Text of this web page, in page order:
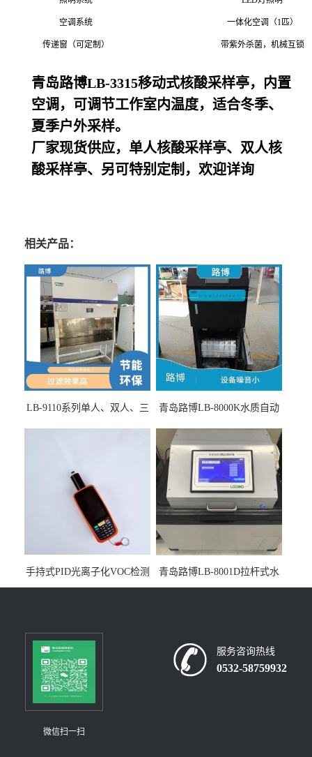
空调系统 一体化空调（1匹）
传递窗（可定制） 带紫外杀菌，机械互锁
青岛路博LB-3315移动式核酸采样亭，内置
空调，可调节工作室内温度，适合冬季、
夏季户外采样。
厂家现货供应，单人核酸采样亭、双人核
酸采样亭、另可特别定制，欢迎详询
相关产品：
LB-9110系列单人、双人、三
青岛路博LB-8000K水质自动
手持式PID光离子化VOC检测
仪（挥发性有机物设备）
青岛路博LB-8001D拉杆式水
质采样器
微信扫一扫
服务咨询热线
0532-58759932